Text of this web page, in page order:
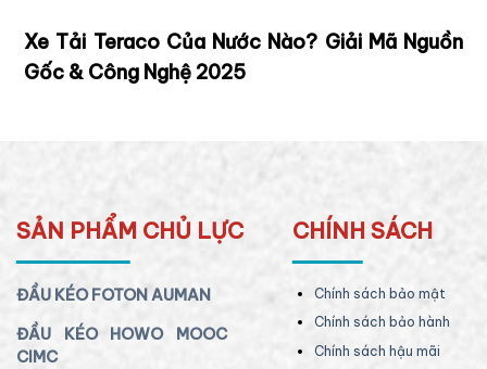
Xe Tải Teraco Của Nước Nào? Giải Mã Nguồn
Gốc & Công Nghệ 2025
SẢN PHẨM CHỦ LỰC
ĐẦU KÉO FOTON AUMAN
ĐẦU KÉO HOWO MOOC
CIMC
CHÍNH SÁCH
Chính sách bảo mật
Chính sách bảo hành
Chính sách hậu mãi